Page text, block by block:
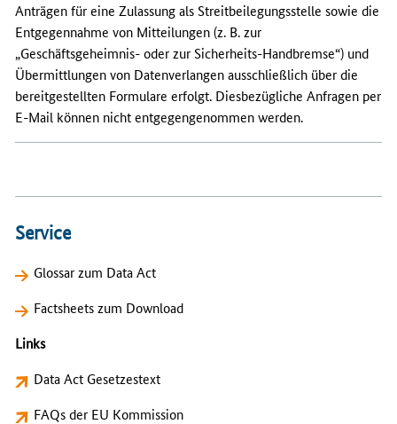
Anträgen für eine Zulassung als Streitbeilegungsstelle sowie die
Entgegennahme von Mitteilungen (z. B. zur
„Geschäftsgeheimnis- oder zur Sicherheits-Handbremse“) und
Übermittlungen von Datenverlangen ausschließlich über die
bereitgestellten Formulare erfolgt. Diesbezügliche Anfragen per
E-Mail können nicht entgegengenommen werden.
Service
Glossar zum Data Act
Factsheets zum Download
Links
Data Act Gesetzestext
FAQs der EU Kommission